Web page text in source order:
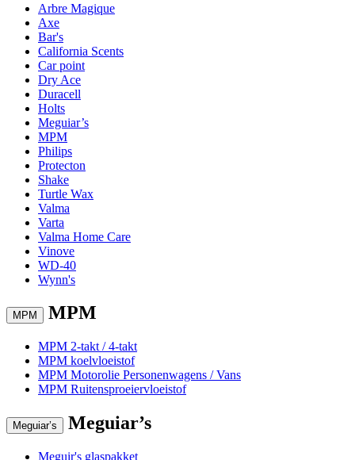
Arbre Magique
Axe
Bar's
California Scents
Car point
Dry Ace
Duracell
Holts
Meguiar’s
MPM
Philips
Protecton
Shake
Turtle Wax
Valma
Varta
Valma Home Care
Vinove
WD-40
Wynn's
MPM MPM
MPM 2-takt / 4-takt
MPM koelvloeistof
MPM Motorolie Personenwagens / Vans
MPM Ruitensproeiervloeistof
Meguiar’s Meguiar’s
Meguir's glaspakket